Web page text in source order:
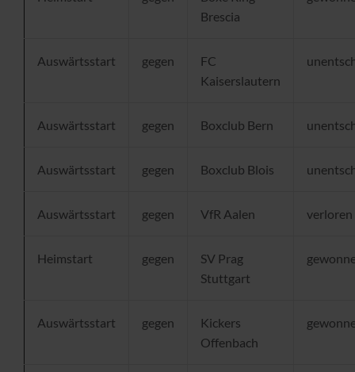
Brescia
Auswärtsstart gegen
FC
Kaiserslautern
Auswärtsstart gegen Boxclub Bern
Auswärtsstart gegen Boxclub Blois
Auswärtsstart gegen VfR Aalen verloren
Heimstart gegen
SV Prag
Stuttgart
Auswärtsstart gegen
Kickers
Offenbach